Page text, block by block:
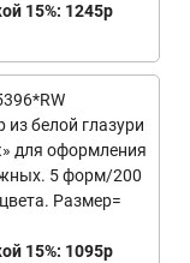
15%: 1245р
из белой глазури
для оформления
5 форм/200
Размер=
15%: 1095р